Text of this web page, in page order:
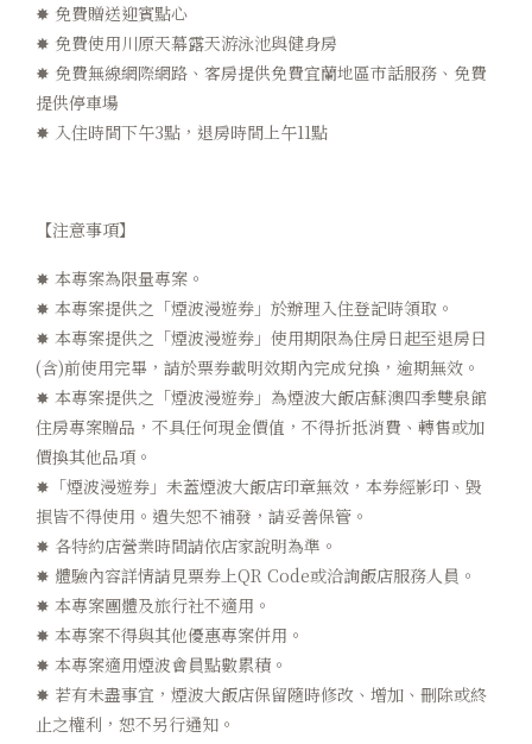
✸ 免費贈送迎賓點心
✸ 免費使用川原天幕露天游泳池與健身房
✸ 免費無線網際網路、客房提供免費宜蘭地區市話服務、免費
提供停車場
✸ 入住時間下午3點，退房時間上午11點
【注意事項】
✸ 本專案為限量專案。
✸ 本專案提供之「煙波漫遊券」於辦理入住登記時領取。
✸ 本專案提供之「煙波漫遊券」使用期限為住房日起至退房日
(含)前使用完畢，請於票券載明效期內完成兌換，逾期無效。
✸ 本專案提供之「煙波漫遊券」為煙波大飯店蘇澳四季雙泉館
住房專案贈品，不具任何現金價值，不得折抵消費、轉售或加
價換其他品項。
✸「煙波漫遊券」未蓋煙波大飯店印章無效，本券經影印、毀
損皆不得使用。遺失恕不補發，請妥善保管。
✸ 各特約店營業時間請依店家說明為準。
✸ 體驗內容詳情請見票券上QR Code或洽詢飯店服務人員。
✸ 本專案團體及旅行社不適用。
✸ 本專案不得與其他優惠專案併用。
✸ 本專案適用煙波會員點數累積。
✸ 若有未盡事宜，煙波大飯店保留隨時修改、增加、刪除或終
止之權利，恕不另行通知。